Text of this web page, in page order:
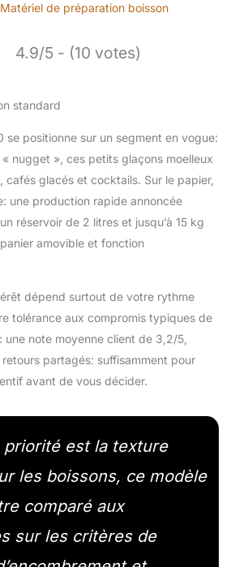
Matériel de préparation boisson
4.9/5 - (10 votes)
se positionne sur un segment en vogue:
nugget », ces petits glaçons moelleux
cafés glacés et cocktails. Sur le papier,
une production rapide annoncée
réservoir de 2 litres et jusqu’à 15 kg
amovible et fonction
dépend surtout de votre rythme
tolérance aux compromis typiques de
note moyenne client de 3,2/5,
retours partagés: suffisamment pour
avant de vous décider.
priorité est la texture
les boissons, ce modèle
comparé aux
sur les critères de